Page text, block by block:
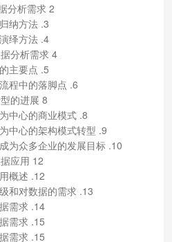
分析需求 2
纳方法 .3
绎方法 .4
分析需求 4
主要点 .5
程中的落脚点 .6
的进展 8
中心的商业模式 .8
中心的架构模式转型 .9
为众多企业的发展目标 .10
应用 12
概述 .12
和对数据的需求 .13
需求 .14
需求 .15
需求 .15